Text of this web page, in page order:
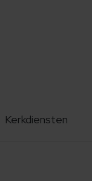
Kerkdiensten